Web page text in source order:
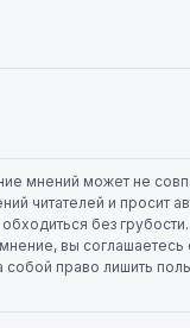
мнений может не
читателей и просит
без
вы
право лишить